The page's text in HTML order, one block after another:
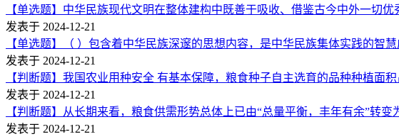
【单选题】中华民族现代文明在整体建构中既善于吸收、借鉴古今中外一切
发表于 2024-12-21
【单选题】（ ）包含着中华民族深邃的思想内容，是中华民族集体实践的智
发表于 2024-12-21
【判断题】我国农业用种安全 有基本保障，粮食种子自主选育的品种种植面
发表于 2024-12-21
【判断题】从长期来看，粮食供需形势总体上已由“总量平衡，丰年有余”转变
发表于 2024-12-21